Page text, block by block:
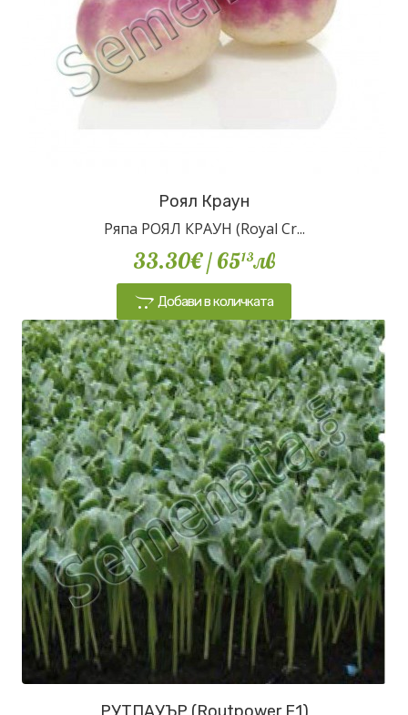
Роял Краун
Ряпа РОЯЛ КРАУН (Royal Cr...
33.30€/ 6513лв
Добави в количката